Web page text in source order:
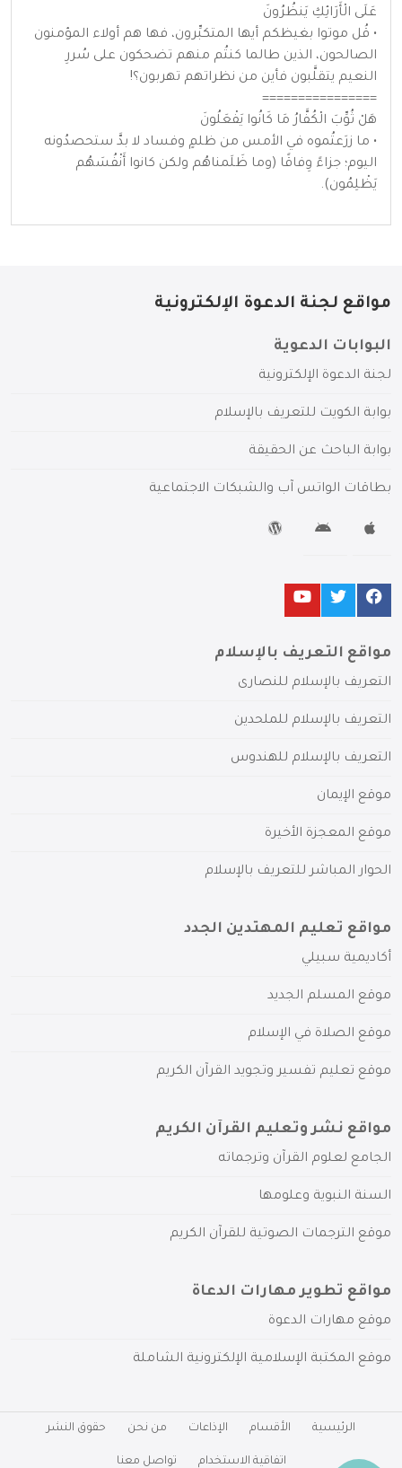
عَلَى الْأَرَائِكِ يَنظُرُونَ
• قُل موتوا بغيظكم أيها المتكبِّرون، فها هم أولاء المؤمنون
الصالحون، الذين طالما كنتُم منهم تضحكون على سُررِ
النعيم يتقلَّبون فأين من نظراتهم تهربون؟!
================
هَلْ ثُوِّبَ الْكُفَّارُ مَا كَانُوا يَفْعَلُونَ
• ما زرَعتُموه في الأمس من ظلمٍ وفساد لا بدَّ ستحصدُونه
اليوم؛ جزاءً وِفاقًا (وما ظَلَمناهُم ولكن كانوا أَنْفُسَهُم
يَظْلِمُون).
مواقع لجنة الدعوة الإلكترونية
البوابات الدعوية
لجنة الدعوة الإلكترونية
بوابة الكويت للتعريف بالإسلام
بوابة الباحث عن الحقيقة
بطاقات الواتس آب والشبكات الاجتماعية
مواقع التعريف بالإسلام
التعريف بالإسلام للنصارى
التعريف بالإسلام للملحدين
التعريف بالإسلام للهندوس
موقع الإيمان
موقع المعجزة الأخيرة
الحوار المباشر للتعريف بالإسلام
مواقع تعليم المهتدين الجدد
أكاديمية سبيلي
موقع المسلم الجديد
موقع الصلاة في الإسلام
موقع تعليم تفسير وتجويد القرآن الكريم
مواقع نشر وتعليم القرآن الكريم
الجامع لعلوم القرآن وترجماته
السنة النبوية وعلومها
موقع الترجمات الصوتية للقرآن الكريم
مواقع تطوير مهارات الدعاة
موقع مهارات الدعوة
موقع المكتبة الإسلامية الإلكترونية الشاملة
الرئيسية الأقسام الإذاعات من نحن حقوق النشر
اتفاقية الاستخدام تواصل معنا